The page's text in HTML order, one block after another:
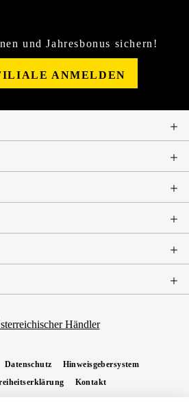
und Jahresbonus sichern!
ANMELDEN
Datenschutz
Hinweisgebersystem
Kontakt